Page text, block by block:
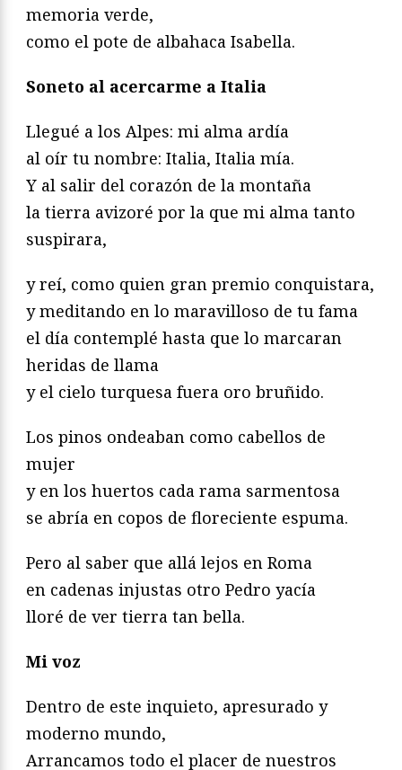
memoria verde,
como el pote de albahaca Isabella.
Soneto al acercarme a Italia
Llegué a los Alpes: mi alma ardía
al oír tu nombre: Italia, Italia mía.
Y al salir del corazón de la montaña
la tierra avizoré por la que mi alma tanto
suspirara,
y reí, como quien gran premio conquistara,
y meditando en lo maravilloso de tu fama
el día contemplé hasta que lo marcaran
heridas de llama
y el cielo turquesa fuera oro bruñido.
Los pinos ondeaban como cabellos de
mujer
y en los huertos cada rama sarmentosa
se abría en copos de floreciente espuma.
Pero al saber que allá lejos en Roma
en cadenas injustas otro Pedro yacía
lloré de ver tierra tan bella.
Mi voz
Dentro de este inquieto, apresurado y
moderno mundo,
Arrancamos todo el placer de nuestros